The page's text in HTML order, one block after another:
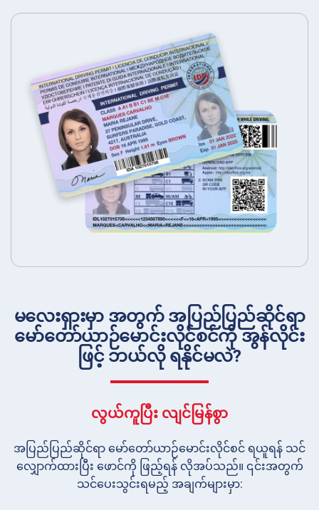
မလေးရှားမှာ အတွက် အပြည်ပြည်ဆိုင်ရာ
မော်တော်ယာဉ်မောင်းလိုင်စင်ကို အွန်လိုင်း
ဖြင့် ဘယ်လို ရနိုင်မလဲ?
လွယ်ကူပြီး လျင်မြန်စွာ
အပြည်ပြည်ဆိုင်ရာ မော်တော်ယာဉ်မောင်းလိုင်စင် ရယူရန် သင်
လျှောက်ထားပြီး ဖောင်ကို ဖြည့်ရန် လိုအပ်သည်။ ၎င်းအတွက်
သင်ပေးသွင်းရမည့် အချက်များမှာ: